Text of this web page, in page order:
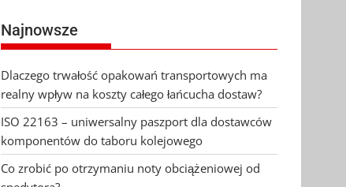
Najnowsze
Dlaczego trwałość opakowań transportowych ma
realny wpływ na koszty całego łańcucha dostaw?
ISO 22163 – uniwersalny paszport dla dostawców
komponentów do taboru kolejowego
Co zrobić po otrzymaniu noty obciążeniowej od